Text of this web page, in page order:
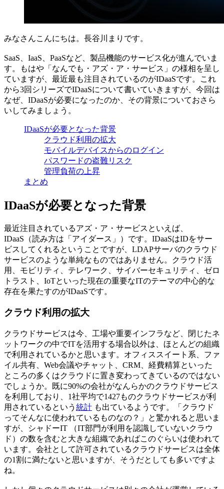
みなさんこんにちは。長谷川まりです。
SaaS、IaaS、PaaSなど、製品機能のサービス化が進んでいま
す。もはや「なんでも・アズ・ア・サービス」の様相を呈し
ていますが、最近最も注目されているのがIDaaSです。これ
から3回シリーズでIDaaSについて書いていきますが、今回は
なぜ、IDaaSが必要になったのか、その背景についておさら
いしてみましょう。
IDaaSが必要となった背景
クラウド利用の拡大
モバイルデバイスからのログイン
パスワードの盗難リスク
管理負荷の上昇
まとめ
IDaaSが必要となった背景
最近注目されているアズ・ア・サービスといえば、
IDaaS（読み方は「アイダース」）です。IDaaSはIDをサー
ビスしてくれるということですが、LDAPサーバのクラウド
サービスのような単純なものではありません。クラウド活
用、モビリティ、テレワーク、サイバーセキュリティ、ゼロ
トラスト、IoTといった現在の重要なITのテーマの中心的な
存在を果たすのがIDaaSです。
クラウド利用の拡大
クラウドサービスは今、工場や重要インフラなど、閉じたネ
ットワークの中でITを活用する場合以外は、ほとんどの組織
で利用されているかと思います。オフィススイート系、ファ
イル共有、Web会議やチャット、CRM、経費精算といった
ところの多くはクラウドに置き変わってきているのではない
でしょうか。既に90%の会社がなんらかのクラウドサービス
を利用しており、1社平均で1427ものクラウドサービスが利
用されているという 統計 も出ているようです。「クラウド
ってそんなに使われているものなの？」と驚かれると思いま
すが、シャドーIT （IT部門が利用を認識していないクラウ
ド）の数を含むと大きな組織であればこのぐらいは使われて
います。会社として許可されているクラウドサービスは全体
の1割に満たないと思いますが、そうだとしても多いですよ
ね。